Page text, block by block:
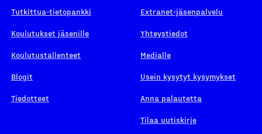
Tutkittua-tietopankki
Koulutukset jäsenille
Koulutustallenteet
Blogit
Tiedotteet
Extranet-jäsenpalvelu
Yhteystiedot
Medialle
Usein kysytyt kysymykset
Anna palautetta
Tilaa uutiskirje